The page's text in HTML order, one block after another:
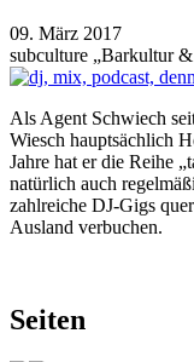
09. März 2017
subculture „Barkultur
Als Agent Schwiech
Wiesch hauptsächlich
Jahre hat er die Reihe
natürlich auch
zahlreiche DJ-Gigs
Ausland verbuchen.
Seiten